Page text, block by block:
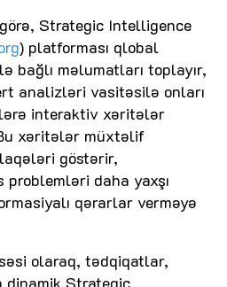
Strategic Intelligence
) platforması qlobal
bağlı məlumatları toplayır,
analizləri vasitəsilə onları
interaktiv xəritələr
xəritələr müxtəlif
göstərir,
daha yaxşı
qərarlar verməyə
olaraq, tədqiqatlar,
Strategic